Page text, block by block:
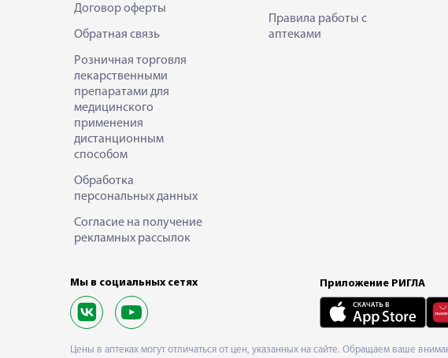
Договор оферты
Обратная связь
Розничная торговля
лекарственными
препаратами для
медицинского
применения
дистанционным
способом
Обработка
персональных данных
Согласие на получение
рекламных рассылок
Правила работы с
аптеками
Мы в социальных сетях Приложение РИГЛА
Цены в аптеках могут отличаться от цен, указанных на сайте. Обращаем ваше